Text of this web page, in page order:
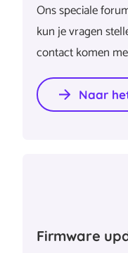
Ons speciale
kun je vragen
contact komen
Naar
Firmware